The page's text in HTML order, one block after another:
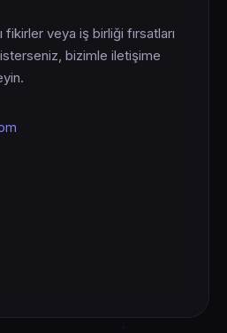
fikirler veya iş birliği fırsatları
bizimle iletişime